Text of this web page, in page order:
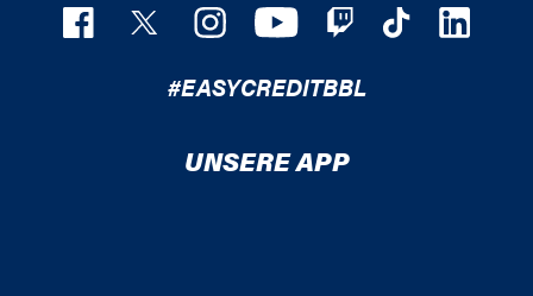
#EASYCREDITBBL
UNSERE APP